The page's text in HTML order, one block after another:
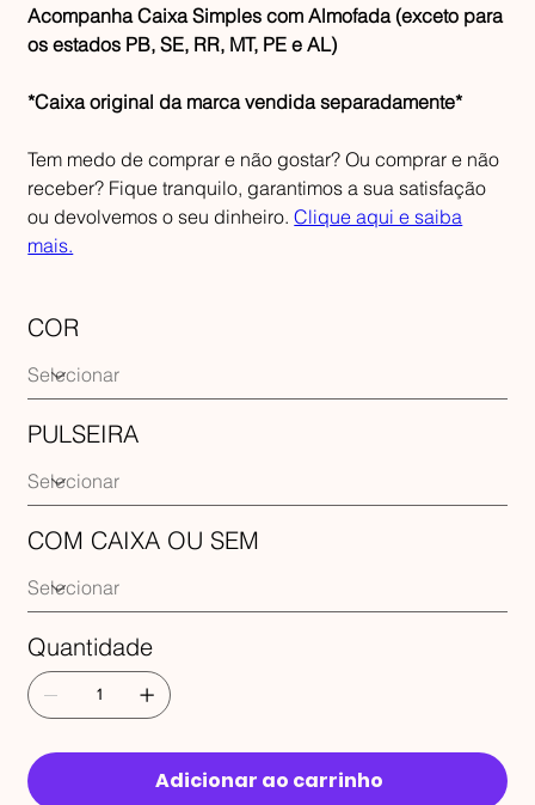
Acompanha Caixa Simples com Almofada (exceto para
os estados PB, SE, RR, MT, PE e AL)
*Caixa original da marca vendida separadamente*
Tem medo de comprar e não gostar? Ou comprar e não
receber? Fique tranquilo, garantimos a sua satisfação
ou devolvemos o seu dinheiro.Clique aqui e saiba
mais.
COR
PULSEIRA
COM CAIXA OU SEM
Quantidade
Adicionar ao carrinho